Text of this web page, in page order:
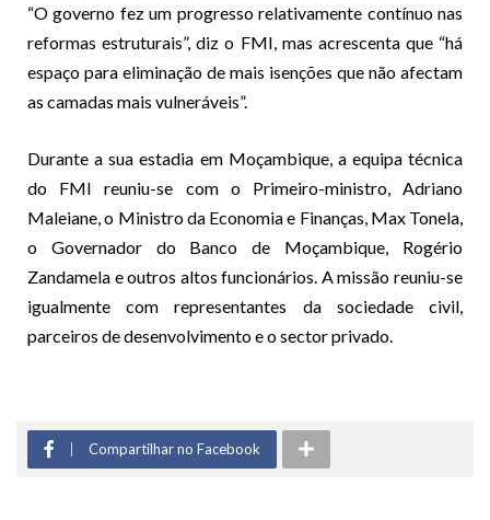
“O governo fez um progresso relativamente contínuo nas
reformas estruturais”, diz o FMI, mas acrescenta que “há
espaço para eliminação de mais isenções que não afectam
as camadas mais vulneráveis”.
Durante a sua estadia em Moçambique, a equipa técnica
do FMI reuniu-se com o Primeiro-ministro, Adriano
Maleiane, o Ministro da Economia e Finanças, Max Tonela,
o Governador do Banco de Moçambique, Rogério
Zandamela e outros altos funcionários. A missão reuniu-se
igualmente com representantes da sociedade civil,
parceiros de desenvolvimento e o sector privado.
Compartilhar no Facebook